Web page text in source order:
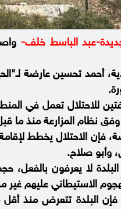
عبد الباسط خلف-
أحمد تحسين عارضة
للاحتلال تعمل في
نظام المزارعة منذ ما قبل
فإن الاحتلال يخطط
وأبو صلاح.
لا يعرفون بالفعل،
الاستيطاني عليهم
البلدة تتعرض منذ